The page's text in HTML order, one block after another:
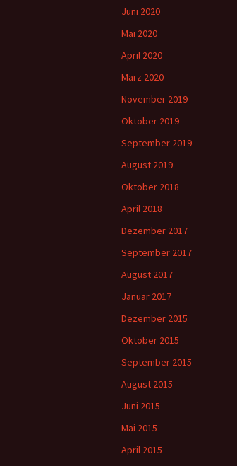
Juni 2020
Mai 2020
April 2020
März 2020
November 2019
Oktober 2019
September 2019
August 2019
Oktober 2018
April 2018
Dezember 2017
September 2017
August 2017
Januar 2017
Dezember 2015
Oktober 2015
September 2015
August 2015
Juni 2015
Mai 2015
April 2015